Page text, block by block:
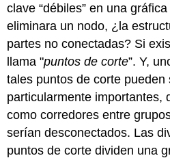
clave “débiles” en una
eliminara un nodo, ¿la
partes no conectadas? Si
llama "puntos de corte”. Y,
tales puntos de corte pueden
particularmente importantes,
como corredores entre
serían desconectados. Las
puntos de corte dividen una